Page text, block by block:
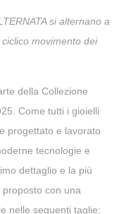
si alternano a
movimento dei
della Collezione
. Come tutti i gioielli
progettato e lavorato
tecnologie e
dettaglio e la più
proposto con una
nelle seguenti taglie: